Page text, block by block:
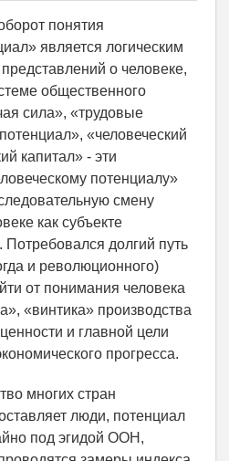
понятия
является логическим
о человеке,
общественного
сила», «трудовые
«человеческий
капитал» - эти
потенциалу»
смену
как субъекте
Потребовался долгий путь
и революционного)
от понимания человека
«винтика» производства
и главной цели
прогресса.
многих стран
люди, потенциал
под эгидой ООН,